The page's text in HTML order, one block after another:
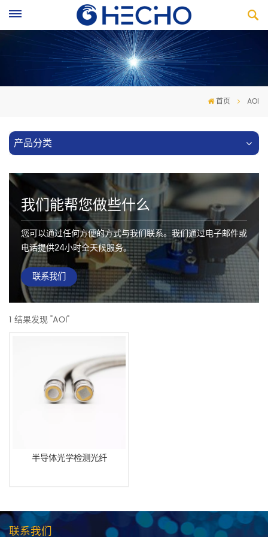
首页 AOI
产品分类
我们能帮您做些什么
您可以通过任何方便的方式与我们联系。我们通过电子邮件或
电话提供24小时全天候服务。
联系我们
1 结果发现 "AOI"
半导体光学检测光纤
联系我们